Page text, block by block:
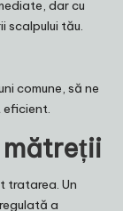
dar cu
scalpului tău.
comune, să ne
eficient.
tratarea. Un
a